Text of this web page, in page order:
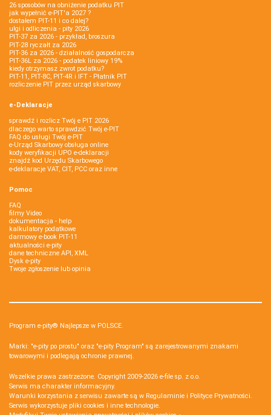
26 sposobów na obniżenie podatku PIT
jak wypełnić e-PIT'a 2027 ?
dostałem PIT-11 i co dalej?
ulgi i odliczenia - pity 2026
PIT-37 za 2026 - przykład, broszura
PIT-28 ryczałt za 2026
PIT-36 za 2026 - działalność gospodarcza
PIT-36L za 2026 - podatek liniowy 19%
kiedy otrzymasz zwrot podatku?
PIT-11, PIT-8C, PIT-4R i IFT - Płatnik PIT
rozliczenie PIT przez urząd skarbowy
e-Deklaracje
sprawdź i rozlicz Twój e PIT 2026
dlaczego warto sprawdzić Twój e-PIT
FAQ do usługi Twój e-PIT
e-Urząd Skarbowy obsługa online
kody weryfikacji UPO e-deklaracji
znajdź kod Urzędu Skarbowego
e-deklaracje VAT, CIT, PCC oraz inne
Pomoc
FAQ
filmy Video
dokumentacja - help
kalkulatory podatkowe
darmowy e-book PIT-11
aktualności e-pity
dane techniczne API, XML
Dysk e-pity
Twoje zgłoszenie lub opinia
Program e-pity® Najlepsze w POLSCE.
Marki: "e-pity po prostu" oraz "e-pity Program" są zarejestrowanymi znakami
towarowymi i podlegają ochronie prawnej.
Wszelkie prawa zastrzeżone. Copyright 2009-2026 e-file sp. z o.o.
Serwis ma charakter informacyjny.
Warunki korzystania z serwisu zawarte są w Regulaminie i Polityce Prywatności.
Serwis wykorzystuje pliki cookies i inne technologie.